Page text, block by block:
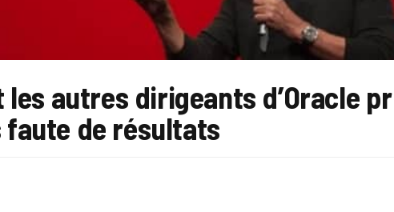
autres dirigeants d’Oracle
de résultats